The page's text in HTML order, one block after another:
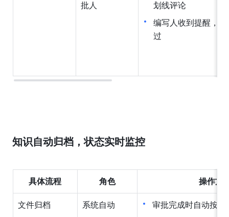
批人
划线评论
编写人收到提醒，
过
知识自动归档，状态实时监控
具体流程 角色 操作方
文件归档 系统自动
审批完成时自动按照